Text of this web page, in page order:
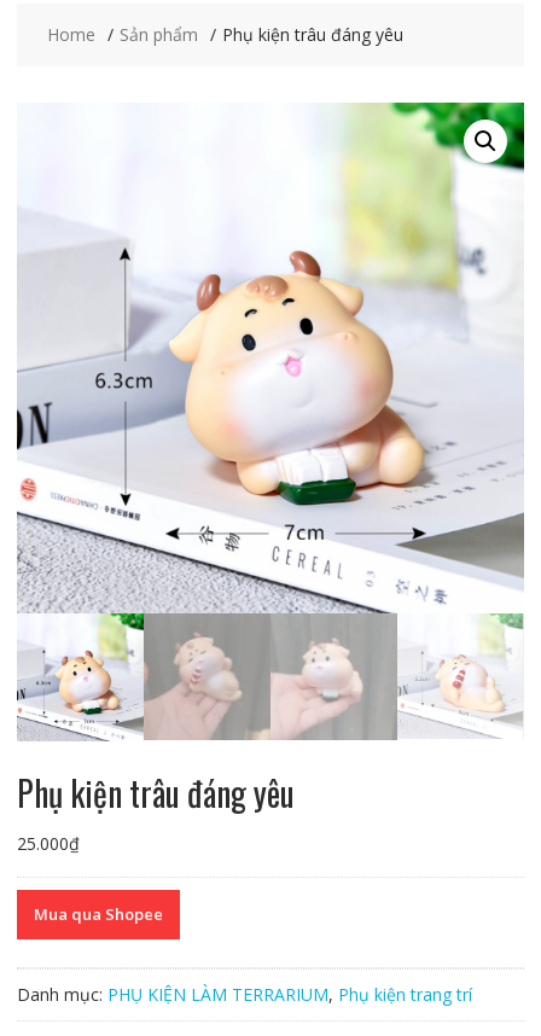
Home Sản phẩm Phụ kiện trâu đáng yêu
Phụ kiện trâu đáng yêu
25.000₫
Mua qua Shopee
Danh mục: PHỤ KIỆN LÀM TERRARIUM, Phụ kiện trang trí